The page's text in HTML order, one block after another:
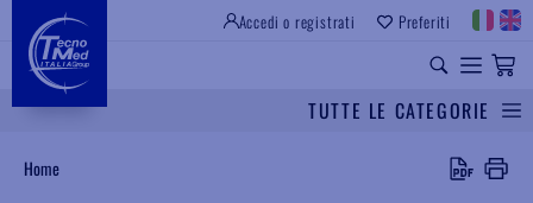
Accedi o registrati Preferiti
TUTTE LE CATEGORIE
Home